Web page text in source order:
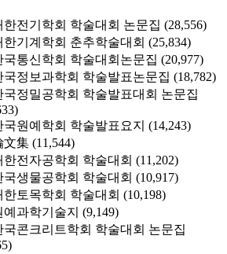
한전기학회 학술대회 논문집 (28,556)
한기계학회 춘추학술대회 (25,834)
국통신학회 학술대회논문집 (20,977)
국정보과학회 학술발표논문집 (18,782)
국정밀공학회 학술발표대회 논문집
국원예학회 학술발표요지 (14,243)
文集 (11,544)
한전자공학회 학술대회 (11,202)
국생물공학회 학술대회 (10,917)
한토목학회 학술대회 (10,198)
예과학기술지 (9,149)
국콘크리트학회 학술대회 논문집